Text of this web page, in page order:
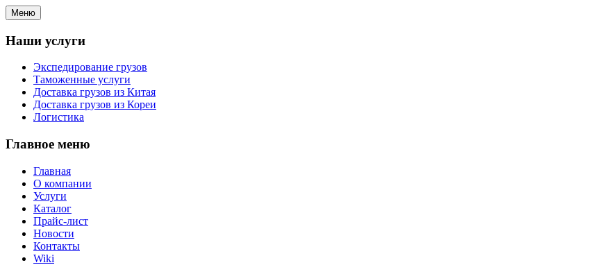
Меню
Наши услуги
Экспедирование грузов
Таможенные услуги
Доставка грузов из Китая
Доставка грузов из Кореи
Логистика
Главное меню
Главная
О компании
Услуги
Каталог
Прайс-лист
Новости
Контакты
Wiki